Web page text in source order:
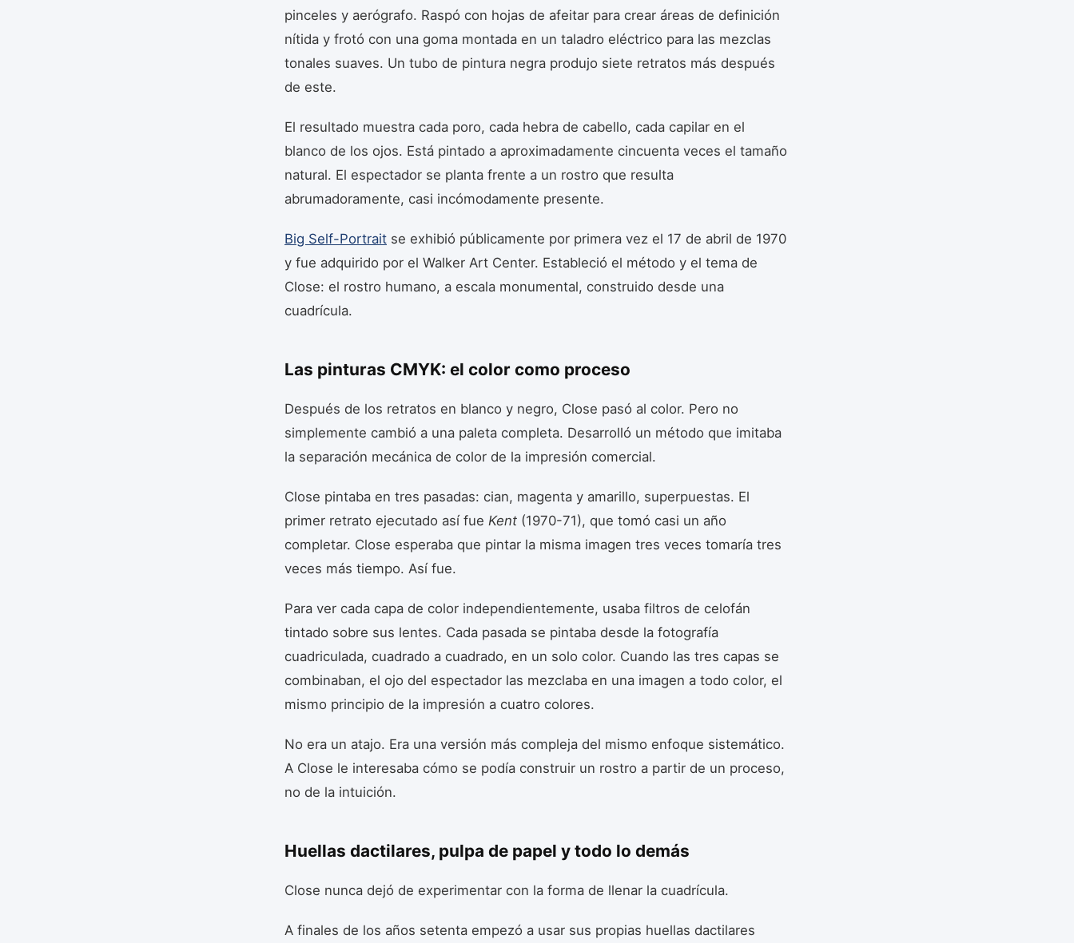
pinceles y aerógrafo. Raspó con hojas de afeitar para crear áreas de definición
nítida y frotó con una goma montada en un taladro eléctrico para las mezclas
tonales suaves. Un tubo de pintura negra produjo siete retratos más después
de este.
El resultado muestra cada poro, cada hebra de cabello, cada capilar en el
blanco de los ojos. Está pintado a aproximadamente cincuenta veces el tamaño
natural. El espectador se planta frente a un rostro que resulta
abrumadoramente, casi incómodamente presente.
Big Self-Portrait se exhibió públicamente por primera vez el 17 de abril de 1970
y fue adquirido por el Walker Art Center. Estableció el método y el tema de
Close: el rostro humano, a escala monumental, construido desde una
cuadrícula.
Las pinturas CMYK: el color como proceso
Después de los retratos en blanco y negro, Close pasó al color. Pero no
simplemente cambió a una paleta completa. Desarrolló un método que imitaba
la separación mecánica de color de la impresión comercial.
Close pintaba en tres pasadas: cian, magenta y amarillo, superpuestas. El
primer retrato ejecutado así fue Kent (1970-71), que tomó casi un año
completar. Close esperaba que pintar la misma imagen tres veces tomaría tres
veces más tiempo. Así fue.
Para ver cada capa de color independientemente, usaba filtros de celofán
tintado sobre sus lentes. Cada pasada se pintaba desde la fotografía
cuadriculada, cuadrado a cuadrado, en un solo color. Cuando las tres capas se
combinaban, el ojo del espectador las mezclaba en una imagen a todo color, el
mismo principio de la impresión a cuatro colores.
No era un atajo. Era una versión más compleja del mismo enfoque sistemático.
A Close le interesaba cómo se podía construir un rostro a partir de un proceso,
no de la intuición.
Huellas dactilares, pulpa de papel y todo lo demás
Close nunca dejó de experimentar con la forma de llenar la cuadrícula.
A finales de los años setenta empezó a usar sus propias huellas dactilares